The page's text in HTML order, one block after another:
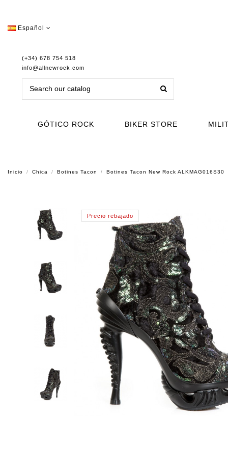
Español
(+34) 678 754 518
info@allnewrock.com
GÓTICO ROCK BIKER STORE
Inicio Chica Botines Tacon Botines Tacon New Rock ALKMAG016S30
Precio rebajado